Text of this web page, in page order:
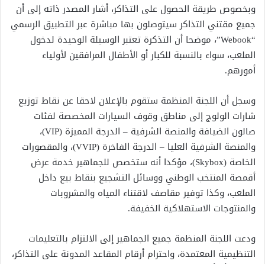
وبخصوص طريقة الحصول على التذاكر، أشار المصدر ذاته إلى أن
جميع مقتني التذاكر سيتوصلون بها مباشرة عبر التطبيق الرسمي
“Webook”، موضحا أن التذكرة تعتبر الوسيلة الوحيدة لدخول
الملعب، سواء بالنسبة للكبار أو الأطفال المرافقين لأولياء
أمورهم.
وسجل أن اللجنة المنظمة ستقوم بالإعلان لاحقا عن نقاط توزيع
شارات الولوج إلى مناطق وقوف السيارات المخصصة لفئات
صالون الضيافة والمنصة الشرفية – الدرجة المميزة (VIP)،
والمنصة الشرفية العليا – الدرجة الفاخرة (VVIP)، والمقصورات
الخاصة (Skybox)، مؤكدا أنه ستخصص للجماهير خدمة عرض
أقمصة المنتخب الوطني ووسائل التشجيع بنقاط بيع داخل
الملعب، وكذا توفير مقاصف لاقتناء المياه والمشروبات
والمنتوجات الاستهلاكية الخفيفة.
ودعت اللجنة المنظمة جميع الجماهير إلى الالتزام بالتعليمات
التنظيمية المعتمدة، واحترام أرقام المقاعد المدونة على التذاكر،